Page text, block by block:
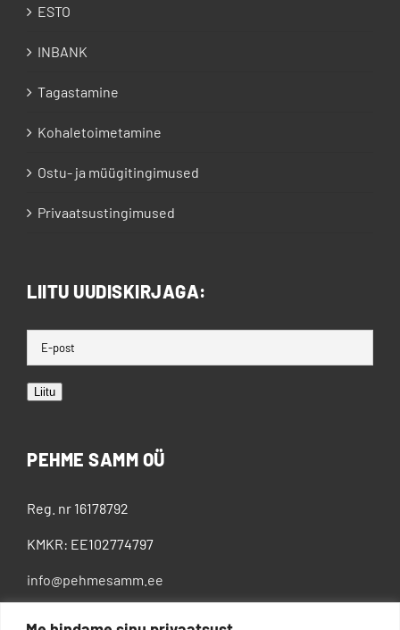
ESTO
INBANK
Tagastamine
Kohaletoimetamine
Ostu- ja müügitingimused
Privaatsustingimused
LIITU UUDISKIRJAGA:
Liitu
PEHME SAMM OÜ
Reg. nr 16178792
KMKR: EE102774797
info@pehmesamm.ee